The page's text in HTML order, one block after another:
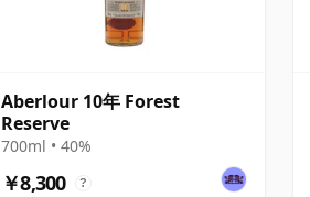
Aberlour 10年 Forest
Reserve
700ml • 40%
￥8,300 ?